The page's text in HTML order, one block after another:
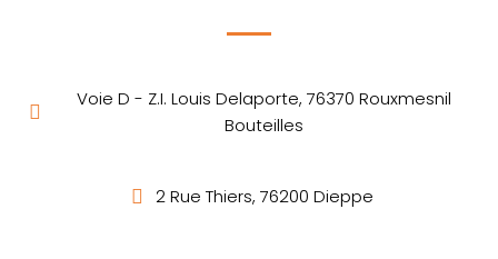
Voie D - Z.I. Louis Delaporte, 76370 Rouxmesnil
Bouteilles
2 Rue Thiers, 76200 Dieppe